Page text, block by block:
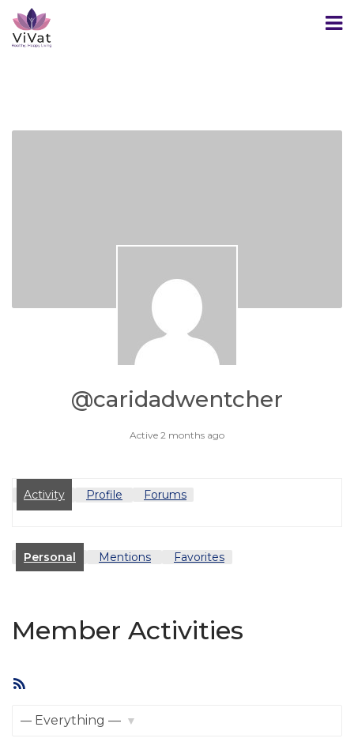
@caridadwentcher
Active 2 months ago
Activity Profile Forums
Personal Mentions Favorites
Member Activities